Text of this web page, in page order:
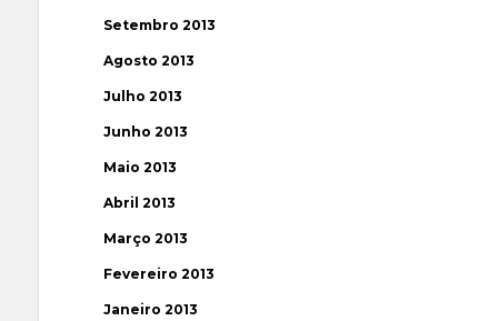
Setembro 2013
Agosto 2013
Julho 2013
Junho 2013
Maio 2013
Abril 2013
Março 2013
Fevereiro 2013
Janeiro 2013